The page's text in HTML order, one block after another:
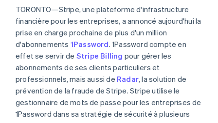
Découvrez les prochaines évolutions
Radar
Prévention de la fraude
Atlas
Constitution de start-up
Climate
Élimination du carbone
Identity
Vérification de l'identité
Commerce en ligne
Écosystème
Partenaires
Stripe App Marketplace
TORONTO—Stripe, une plateforme d'infrastructure
financière pour les entreprises, a annoncé aujourd'hui la
prise en charge prochaine de plus d'un million
d'abonnements 1Password. 1Password compte en
effet se servir de Stripe Billing pour gérer les
abonnements de ses clients particuliers et
professionnels, mais aussi de Radar, la solution de
prévention de la fraude de Stripe. Stripe utilise le
gestionnaire de mots de passe pour les entreprises de
1Password dans sa stratégie de sécurité à plusieurs
Allemagne
Deutsch English
English
Autriche
DeutschEnglish
Belgique
Nederlands Français DeutschEnglish
Brésil
Português English
Bulgarie